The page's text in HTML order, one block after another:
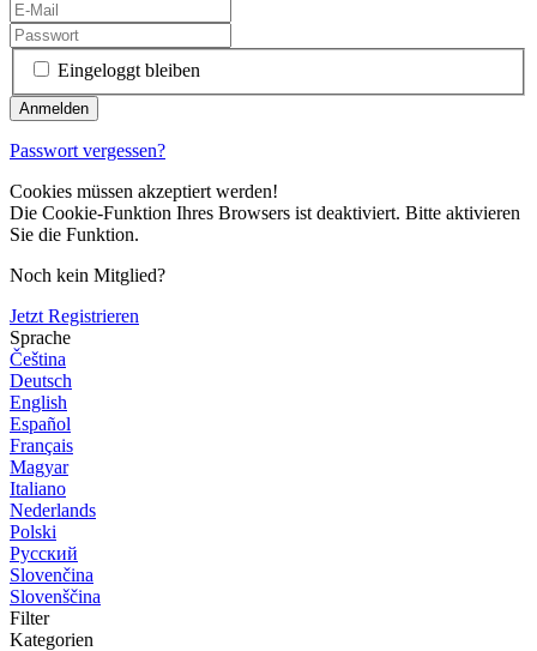
Eingeloggt bleiben
Passwort vergessen?
Cookies müssen akzeptiert werden!
Die Cookie-Funktion Ihres Browsers ist deaktiviert. Bitte aktivieren
Sie die Funktion.
Noch kein Mitglied?
Jetzt Registrieren
Sprache
Čeština
Deutsch
English
Español
Français
Magyar
Italiano
Nederlands
Polski
Русский
Slovenčina
Slovenščina
Filter
Kategorien